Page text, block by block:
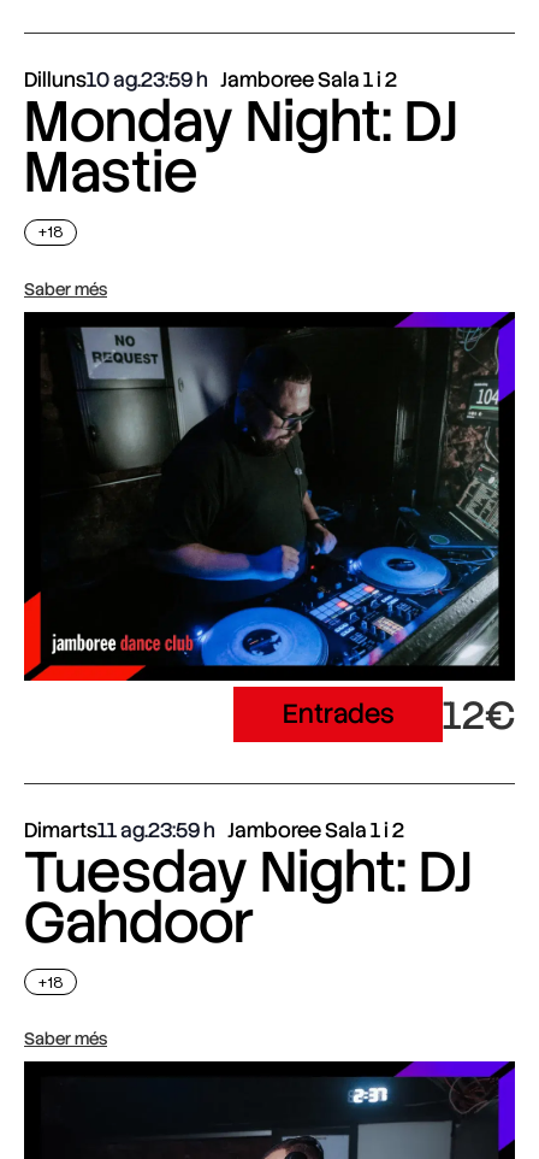
Dilluns10 ag.23:59 Jamboree Sala 1 i 2
Monday Night: DJ
Mastie
+18
Saber més
Entrades 12€
Dimarts11 ag.23:59 Jamboree Sala 1 i 2
Tuesday Night: DJ
Gahdoor
+18
Saber més